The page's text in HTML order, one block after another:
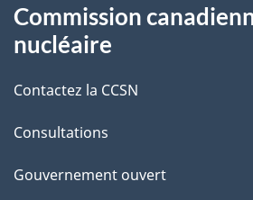
a
i
l
s
d
propos
de
ce
site
Commission
nucléaire
Contactez la CCSN
Consultations
Gouvernement ouvert